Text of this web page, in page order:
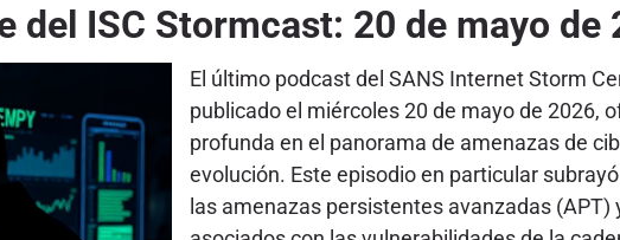
del ISC Stormcast: 20 de mayo de
El último podcast del SANS Internet Storm
publicado el miércoles 20 de mayo de 2026,
profunda en el panorama de amenazas de
evolución. Este episodio en particular
las amenazas persistentes avanzadas